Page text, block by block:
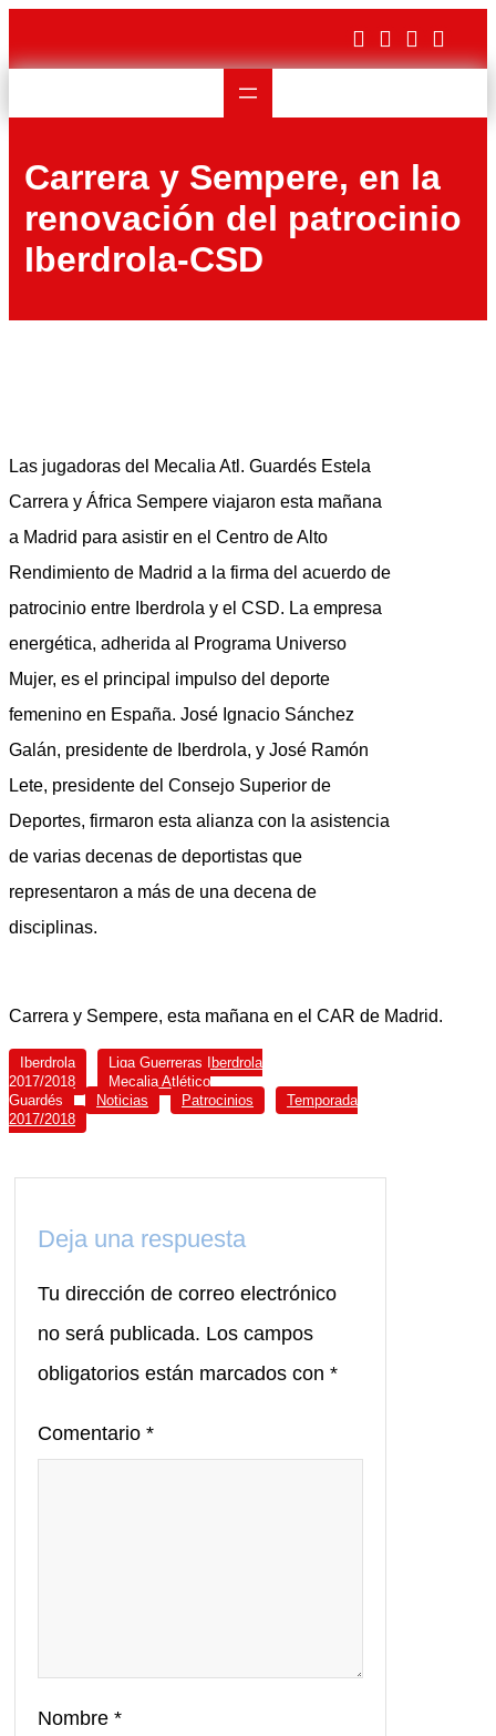
contenido
Carrera y Sempere, en la
renovación del patrocinio
Iberdrola-CSD
Las jugadoras del Mecalia Atl. Guardés Estela
Carrera y África Sempere viajaron esta mañana
a Madrid para asistir en el Centro de Alto
Rendimiento de Madrid a la firma del acuerdo de
patrocinio entre Iberdrola y el CSD. La empresa
energética, adherida al Programa Universo
Mujer, es el principal impulso del deporte
femenino en España. José Ignacio Sánchez
Galán, presidente de Iberdrola, y José Ramón
Lete, presidente del Consejo Superior de
Deportes, firmaron esta alianza con la asistencia
de varias decenas de deportistas que
representaron a más de una decena de
disciplinas.
Carrera y Sempere, esta mañana en el CAR de Madrid.
Iberdrola
Liga Guerreras Iberdrola
2017/2018
Mecalia Atlético
Guardés
Noticias Patrocinios
Temporada
2017/2018
Deja una respuesta
Tu dirección de correo electrónico
no será publicada. Los campos
obligatorios están marcados con *
Comentario *
Nombre *